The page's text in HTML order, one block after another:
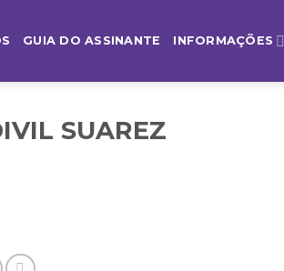
GUIA DO ASSINANTE INFORMAÇÕES
SUAREZ